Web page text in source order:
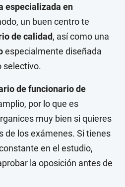
especializada en
un buen centro te
de calidad, así como una
especialmente diseñada
selectivo.
de funcionario de
por lo que es
muy bien si quieres
de los exámenes. Si tienes
en el estudio,
la oposición antes de